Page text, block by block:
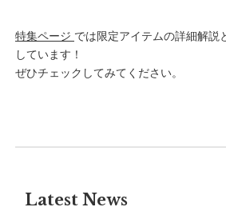
特集ページ では限定アイテムの詳細解説
しています！
ぜひチェックしてみてください。
Latest News